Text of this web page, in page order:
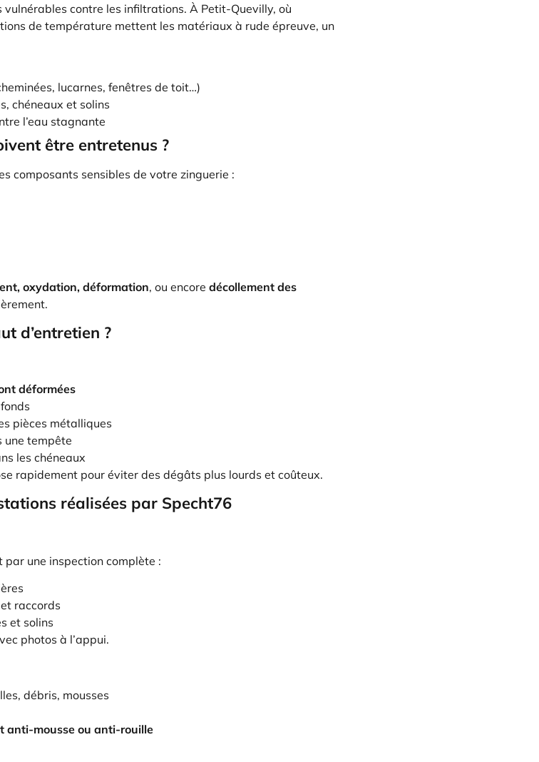
vulnérables contre les infiltrations. À Petit-Quevilly, où
de température mettent les matériaux à rude épreuve, un
lucarnes, fenêtres de toit…)
chéneaux et solins
l’eau stagnante
être entretenus ?
composants sensibles de votre zinguerie :
oxydation, déformation, ou encore décollement des
d’entretien ?
déformées
pièces métalliques
une tempête
les chéneaux
rapidement pour éviter des dégâts plus lourds et coûteux.
réalisées par Specht76
une inspection complète :
raccords
et solins
photos à l’appui.
débris, mousses
anti-mousse ou anti-rouille